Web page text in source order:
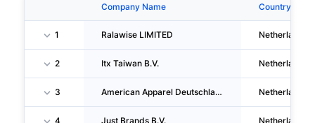
Company Name Country
1 Ralawise LIMITED Netherlands
2 Itx Taiwan B.V. Netherlands
3 American Apparel Deutschland G.M.B.H. Netherlands
4 Just Brands B.V. Netherlands